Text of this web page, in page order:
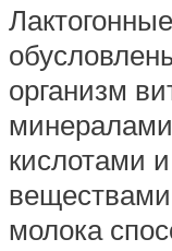
организм
кислотами
молока